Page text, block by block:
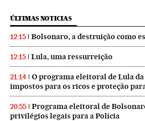
ÚLTIMAS NOTICIAS
12:15 Bolsonaro, a destruição como
12:15 Lula, uma ressurreição
21:14
O programa eleitoral de Lula da
impostos para os ricos e proteção
20:55
Programa eleitoral de
privilégios legais para a Polícia